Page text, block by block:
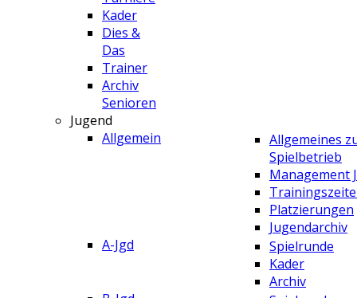
Kader
Dies &
Das
Trainer
Archiv
Senioren
Jugend
Allgemein
Allgemeines
Spielbetrieb
Management
Platzierungen
Jugendarchiv
A-Jgd
Spielrunde
Kader
Archiv